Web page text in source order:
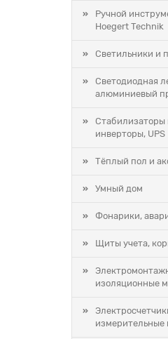
Ручной
Hoegert Technik
Светильники и
Светодиодная
алюминиевый
Стабилизаторы
инверторы, UPS
Тёплый пол и
Умный дом
Фонарики,
Щиты учета,
изоляционные
измерительные